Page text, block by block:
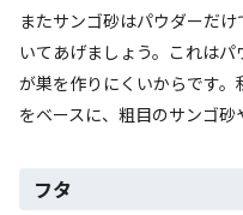
またサンゴ砂はパウダーだ
いてあげましょう。これは
が巣を作りにくいからです
をベースに、粗目のサンゴ砂
フタ